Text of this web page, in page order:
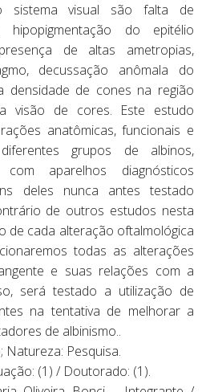
sistema visual são falta de
hipopigmentação do epitélio
de altas ametropias,
decussação anômala do
densidade de cones na região
visão de cores. Este estudo
anatômicas, funcionais e
grupos de albinos,
com aparelhos diagnósticos
deles nunca antes testado
de outros estudos nesta
de cada alteração oftalmológica
todas as alterações
e suas relações com a
será testado a utilização de
na tentativa de melhorar a
de albinismo..
Natureza: Pesquisa.
(1) / Doutorado: (1).